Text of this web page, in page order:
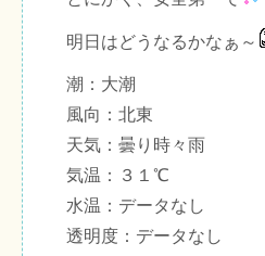
明日はどうなるかなぁ～
潮：大潮
風向：北東
天気：曇り時々雨
気温：３１℃
水温：データなし
透明度：データなし